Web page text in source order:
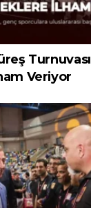
Veriyor